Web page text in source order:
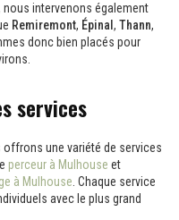
intervenons également
Remiremont, Épinal , Thann,
donc bien placés pour
services
offrons une variété de services
perceur à Mulhouse et
à Mulhouse . Chaque service
avec le plus grand